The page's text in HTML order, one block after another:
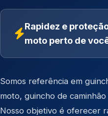
Rapidez e
moto perto de
Somos referência em
moto, guincho de caminhão
Nosso objetivo é oferecer